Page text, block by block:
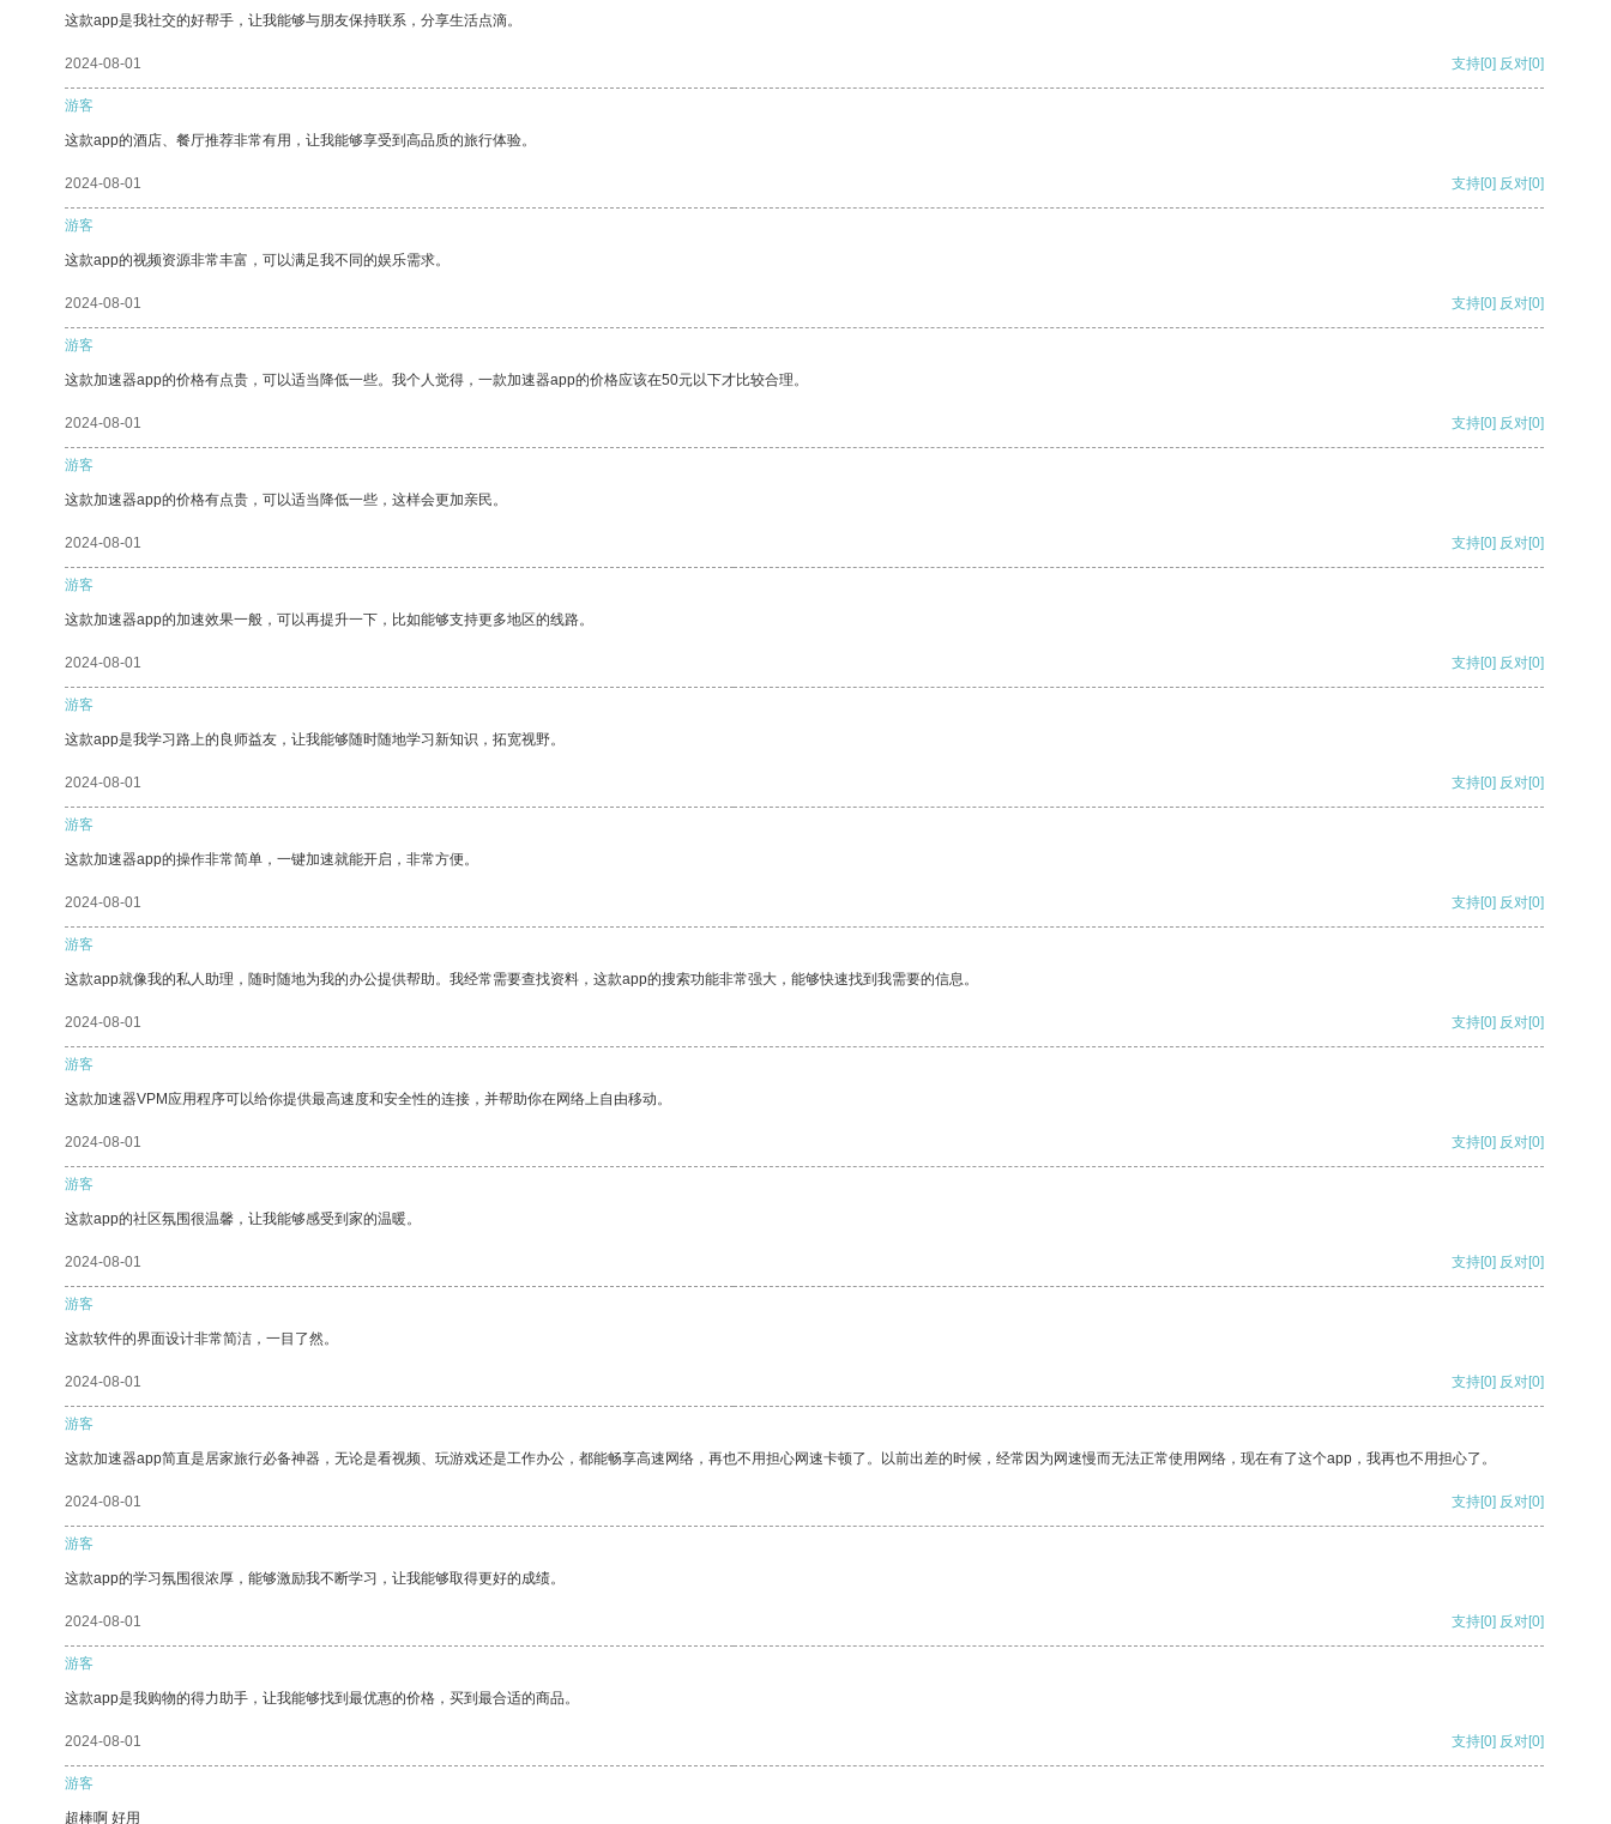
这款app是我社交的好帮手，让我能够与朋友保持联系，分享生活点滴。
2024-08-01 支持[0] 反对[0]
游客
这款app的酒店、餐厅推荐非常有用，让我能够享受到高品质的旅行体验。
2024-08-01 支持[0] 反对[0]
游客
这款app的视频资源非常丰富，可以满足我不同的娱乐需求。
2024-08-01 支持[0] 反对[0]
游客
这款加速器app的价格有点贵，可以适当降低一些。我个人觉得，一款加速器app的价格应该在50元以下才比较合理。
2024-08-01 支持[0] 反对[0]
游客
这款加速器app的价格有点贵，可以适当降低一些，这样会更加亲民。
2024-08-01 支持[0] 反对[0]
游客
这款加速器app的加速效果一般，可以再提升一下，比如能够支持更多地区的线路。
2024-08-01 支持[0] 反对[0]
游客
这款app是我学习路上的良师益友，让我能够随时随地学习新知识，拓宽视野。
2024-08-01 支持[0] 反对[0]
游客
这款加速器app的操作非常简单，一键加速就能开启，非常方便。
2024-08-01 支持[0] 反对[0]
游客
这款app就像我的私人助理，随时随地为我的办公提供帮助。我经常需要查找资料，这款app的搜索功能非常强大，能够快速找到我需要的信息。
2024-08-01 支持[0] 反对[0]
游客
这款加速器VPM应用程序可以给你提供最高速度和安全性的连接，并帮助你在网络上自由移动。
2024-08-01 支持[0] 反对[0]
游客
这款app的社区氛围很温馨，让我能够感受到家的温暖。
2024-08-01 支持[0] 反对[0]
游客
这款软件的界面设计非常简洁，一目了然。
2024-08-01 支持[0] 反对[0]
游客
这款加速器app简直是居家旅行必备神器，无论是看视频、玩游戏还是工作办公，都能畅享高速网络，再也不用担心网速卡顿了。以前出差的时候，经常因为网速慢而无法正常使用网络，现在有了这个app，我再也不用担心了。
2024-08-01 支持[0] 反对[0]
游客
这款app的学习氛围很浓厚，能够激励我不断学习，让我能够取得更好的成绩。
2024-08-01 支持[0] 反对[0]
游客
这款app是我购物的得力助手，让我能够找到最优惠的价格，买到最合适的商品。
2024-08-01 支持[0] 反对[0]
游客
超棒啊 好用